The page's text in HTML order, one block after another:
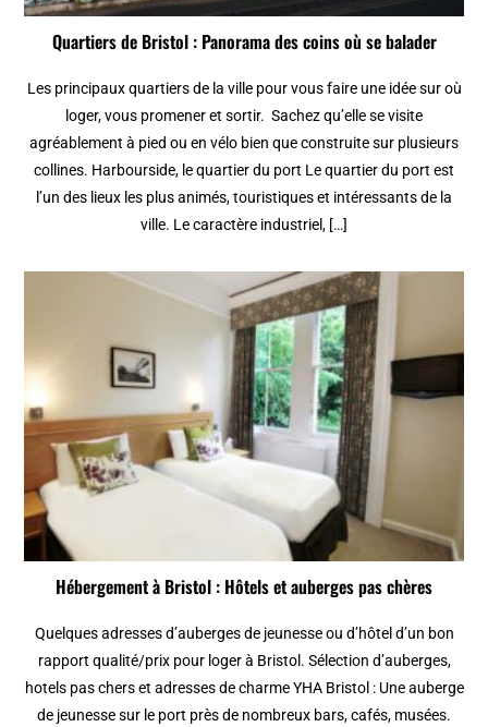
Quartiers de Bristol : Panorama des coins où se balader
Les principaux quartiers de la ville pour vous faire une idée sur où
loger, vous promener et sortir. Sachez qu’elle se visite
agréablement à pied ou en vélo bien que construite sur plusieurs
collines. Harbourside, le quartier du port Le quartier du port est
l’un des lieux les plus animés, touristiques et intéressants de la
ville. Le caractère industriel, […]
Hébergement à Bristol : Hôtels et auberges pas chères
Quelques adresses d’auberges de jeunesse ou d’hôtel d’un bon
rapport qualité/prix pour loger à Bristol. Sélection d’auberges,
hotels pas chers et adresses de charme YHA Bristol : Une auberge
de jeunesse sur le port près de nombreux bars, cafés, musées.